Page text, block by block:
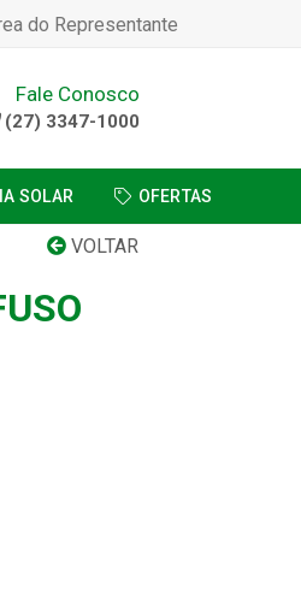
do Representante
Fale Conosco
(27) 3347-1000
SOLAR OFERTAS
VOLTAR